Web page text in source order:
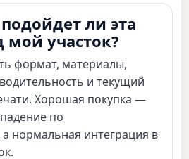
ли эта
участок?
формат, материалы,
и текущий
Хорошая покупка —
по
а нормальная интеграция в